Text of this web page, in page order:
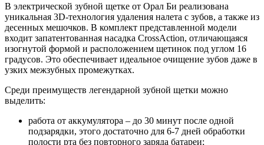
В электрической зубной щетке от Орал Би реализована
уникальная 3D-технология удаления налета с зубов, а также из
десенных мешочков. В комплект представленной модели
входит запатентованная насадка CrossAction, отличающаяся
изогнутой формой и расположением щетинок под углом 16
градусов. Это обеспечивает идеальное очищение зубов даже в
узких межзубных промежутках.
Среди преимуществ легендарной зубной щетки можно
выделить:
работа от аккумулятора – до 30 минут после одной
подзарядки, этого достаточно для 6-7 дней обработки
полости рта без повторного заряда батареи;